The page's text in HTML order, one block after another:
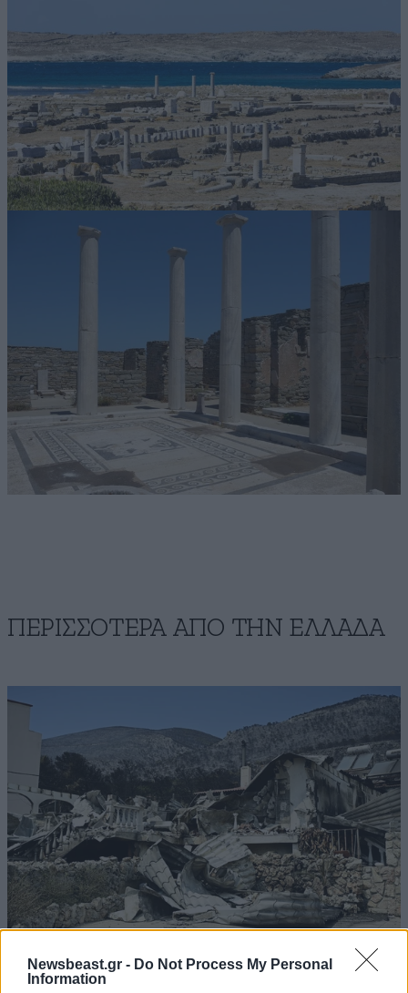
Newsbeast.gr - Do Not Process My Personal
Information
ΠΕΡΙΣΣΟΤΕΡΑ ΑΠΟ ΤΗΝ ΕΛΛΑΔΑ
Εικόνες βιβλικής καταστροφής στο Πόρτο
Γερμενό: Κόκκινα σπίτια για κατεδάφιση και